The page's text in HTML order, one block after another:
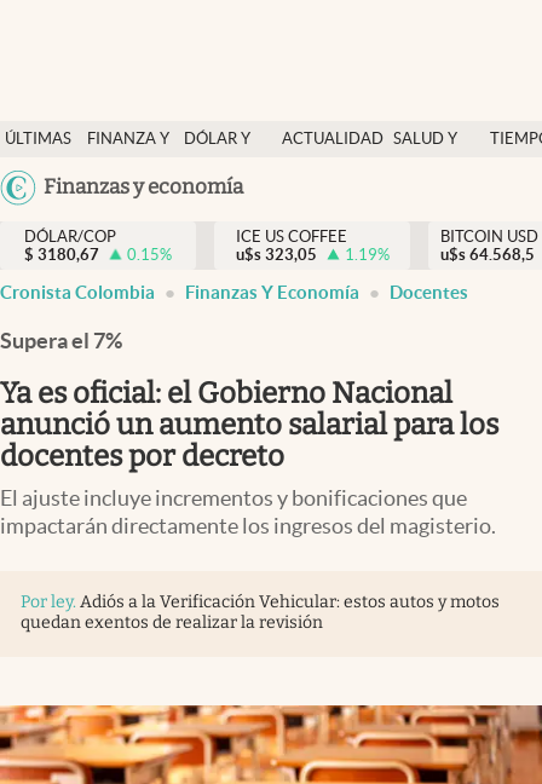
ÚLTIMAS
NOTICIAS
FINANZA Y
DÓLAR Y
ACTUALIDAD SALUD Y
México
USA
Finanzas y economía
Salud y nutrición
Vida espiritual
Actualidad
Colombia
DÓLAR/COP
$ 3180,67 0.15%
ICE US COFFEE
u$s 323,05 1.19%
BITCOIN USD
u$s 64.568,5
Cronista Colombia Finanzas Y Economía Docentes
Supera el 7%
Ya es oficial: el Gobierno Nacional
anunció un aumento salarial para los
docentes por decreto
El ajuste incluye incrementos y bonificaciones que
impactarán directamente los ingresos del magisterio.
Por ley. Adiós a la Verificación Vehicular: estos autos y motos
quedan exentos de realizar la revisión